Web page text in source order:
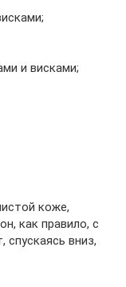
и висками;
коже,
как правило, с
спускаясь вниз,